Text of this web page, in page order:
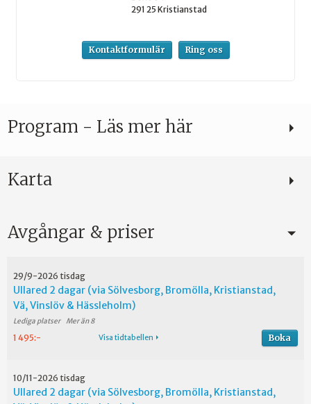
291 25 Kristianstad
Kontaktformulär Ring oss
Program - Läs mer här
Karta
Avgångar & priser
29/9-2026 tisdag
Ullared 2 dagar (via Sölvesborg, Bromölla, Kristianstad,
Vä, Vinslöv & Hässleholm)
Mer än 8
1 495:- Boka
Visa tidtabellen
10/11-2026 tisdag
Ullared 2 dagar (via Sölvesborg, Bromölla, Kristianstad,